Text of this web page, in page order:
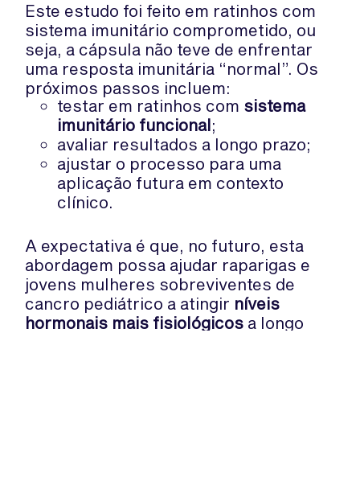
Este estudo foi feito em ratinhos com
sistema imunitário comprometido, ou
seja, a cápsula não teve de enfrentar
uma resposta imunitária “normal”. Os
próximos passos incluem:
testar em ratinhos com sistema
imunitário funcional;
avaliar resultados a longo prazo;
ajustar o processo para uma
aplicação futura em contexto
clínico.
A expectativa é que, no futuro, esta
abordagem possa ajudar raparigas e
jovens mulheres sobreviventes de
cancro pediátrico a atingir níveis
hormonais mais fisiológicos a longo